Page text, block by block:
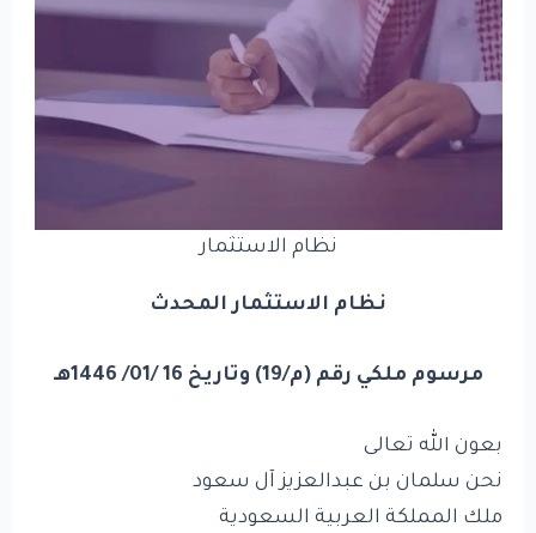
نظام الاستثمار
نظام الاستثمار المحدث
مرسوم ملكي رقم (م/19) وتاريخ 16 /01/ 1446هـ
بعون الله تعالى
نحن سلمان بن عبدالعزيز آل سعود
ملك المملكة العربية السعودية